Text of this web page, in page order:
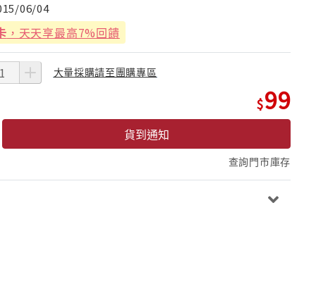
06/04
，天天享最高7%回饋
大量採購請至團購專區
99
貨到通知
查詢門市庫存